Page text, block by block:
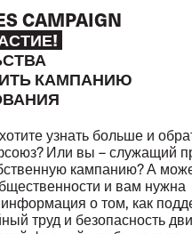
CAMPAIGN
КАМПАНИЮ
узнать больше и
Или вы – служащий
кампанию? А
и вам нужна
о том, как
труд и безопасность